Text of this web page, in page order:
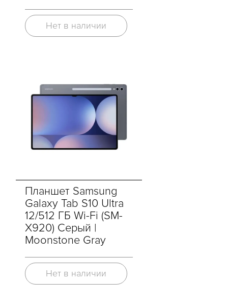
Нет в наличии
Планшет Samsung
Galaxy Tab S10 Ultra
12/512 ГБ Wi-Fi (SM-
X920) Серый |
Moonstone Gray
Нет в наличии